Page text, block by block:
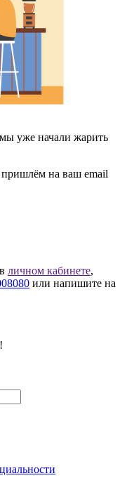
уже начали жарить
пришлём на ваш email
личном кабинете,
или напишите на